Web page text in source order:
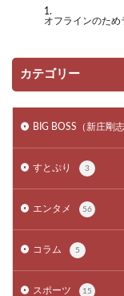
オフラインのた
カテゴリー
BIG BOSS（新庄剛志
すとぷり 3
エンタメ 56
コラム 5
スポーツ 15